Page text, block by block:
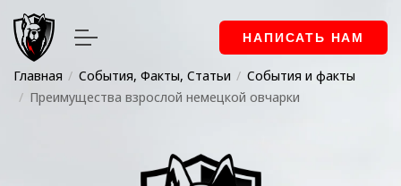
НАПИСАТЬ НАМ
Главная События, Факты, Статьи
События и факты
Преимущества взрослой немецкой овчарки